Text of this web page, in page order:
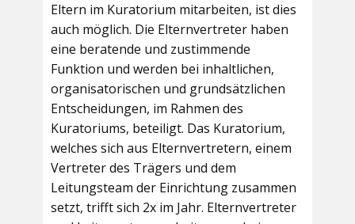
Eltern im Kuratorium mitarbeiten, ist dies
auch möglich. Die Elternvertreter haben
eine beratende und zustimmende
Funktion und werden bei inhaltlichen,
organisatorischen und grundsätzlichen
Entscheidungen, im Rahmen des
Kuratoriums, beteiligt. Das Kuratorium,
welches sich aus Elternvertretern, einem
Vertreter des Trägers und dem
Leitungsteam der Einrichtung zusammen
setzt, trifft sich 2x im Jahr. Elternvertreter